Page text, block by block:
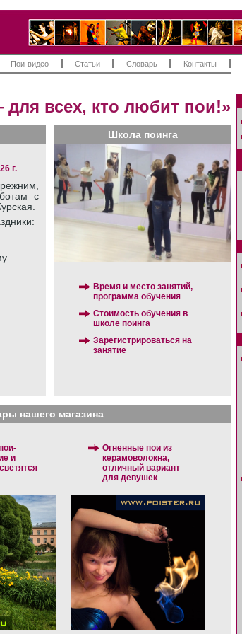
Пои-видео Статьи Словарь Контакты
всех, кто любит пои!»
г.
с
Школа поинга
Время и место занятий,
программа обучения
Стоимость обучения в
школе поинга
Зарегистрироваться на
занятие
нашего магазина
и
Огненные пои из
керамоволокна,
отличный вариант
для девушек